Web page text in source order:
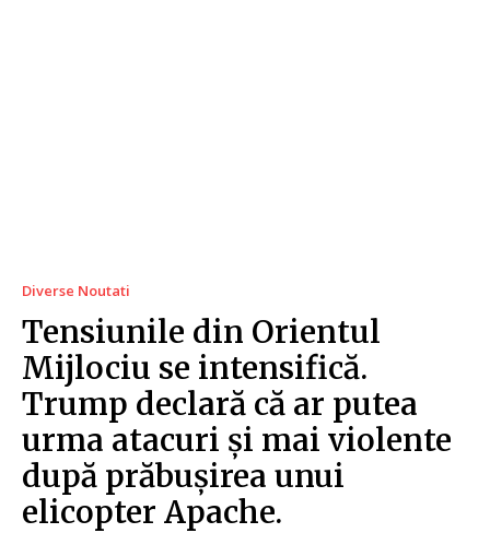
Diverse Noutati
Tensiunile din Orientul
Mijlociu se intensifică.
Trump declară că ar putea
urma atacuri și mai violente
după prăbușirea unui
elicopter Apache.